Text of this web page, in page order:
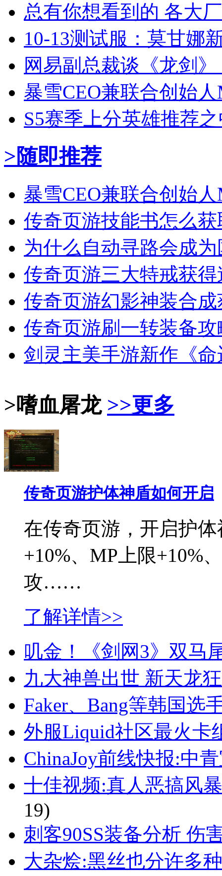
总有你想看到的 各大
10-13测试服：莫甘娜
网易副总裁谈《龙剑
暴雪CEO兼联合创始
S5赛季上分英雄推荐
>随即推荐
暴雪CEO兼联合创始
传奇页游技能书怎么获
为什么自动寻路会成
传奇页游三大特戒获得
传奇页游幻影神装合
传奇页游刷一转装备攻
剑灵主美手游新作《
>嗜血屠龙 >>更多
传奇页游护体神盾如何开启
在传奇页游，开启护
+10%、MP上限+10%
攻……
了解详情>>
叽金！《剑网3》双马
九大神兽出世 新天龙
Faker、Bang等韩国选
外服Liquid社区最火卡
ChinaJoy前线快报:中
十佳视频:真人恶搞风
19)
刺客90SS装备分析 伤
大杂烩:黑丝也分许多